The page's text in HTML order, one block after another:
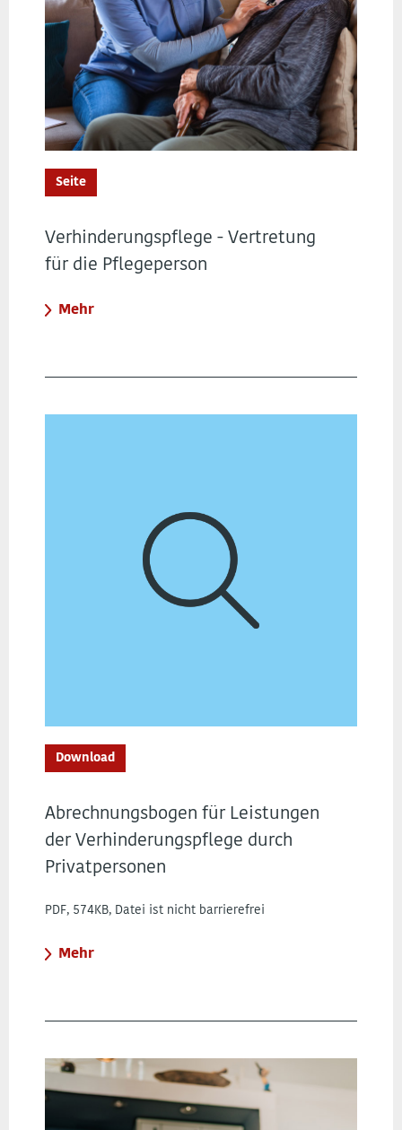
Seite
Verhinderungspflege - Vertretung
für die Pflegeperson
Mehr
Download
Abrechnungsbogen für Leistungen
der Verhinderungspflege durch
Privatpersonen
PDF, 574KB, Datei ist nicht barrierefrei
Mehr